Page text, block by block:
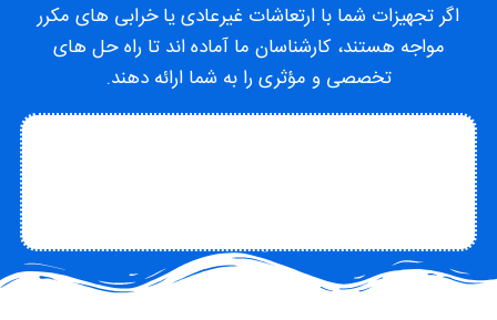
اگر تجهیزات شما با ارتعاشات غیرعادی یا خرابی های مکرر
مواجه هستند، کارشناسان ما آماده اند تا راه حل های
تخصصی و مؤثری را به شما ارائه دهند.